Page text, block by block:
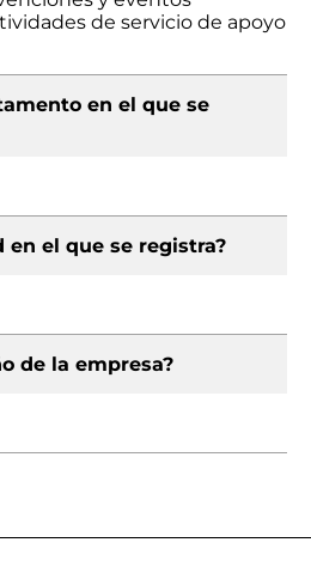
de servicio de apoyo
en el que se
en el que se registra?
de la empresa?